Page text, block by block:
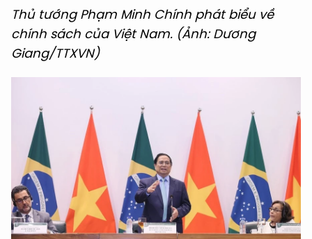
Thủ tướng Phạm Minh Chính phát biểu về
chính sách của Việt Nam. (Ảnh: Dương
Giang/TTXVN)